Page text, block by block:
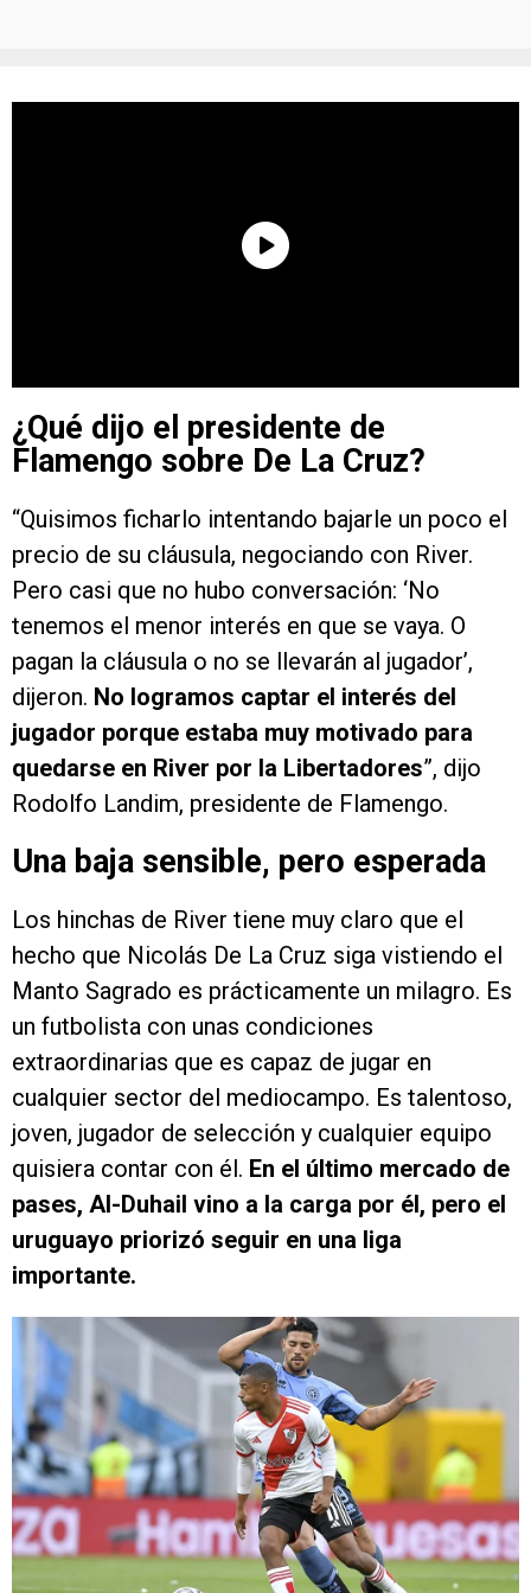
¿Qué dijo el presidente de
Flamengo sobre De La Cruz?
“Quisimos ficharlo intentando bajarle un poco el
precio de su cláusula, negociando con River.
Pero casi que no hubo conversación: ‘No
tenemos el menor interés en que se vaya. O
pagan la cláusula o no se llevarán al jugador’,
dijeron. No logramos captar el interés del
jugador porque estaba muy motivado para
quedarse en River por la Libertadores”, dijo
Rodolfo Landim, presidente de Flamengo.
Una baja sensible, pero esperada
Los hinchas de River tiene muy claro que el
hecho que Nicolás De La Cruz siga vistiendo el
Manto Sagrado es prácticamente un milagro. Es
un futbolista con unas condiciones
extraordinarias que es capaz de jugar en
cualquier sector del mediocampo. Es talentoso,
joven, jugador de selección y cualquier equipo
quisiera contar con él. En el último mercado de
pases, Al-Duhail vino a la carga por él, pero el
uruguayo priorizó seguir en una liga
importante.